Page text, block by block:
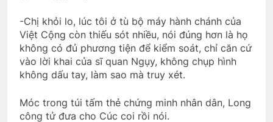
-Chị khỏi lo, lúc tôi ở tù bộ máy hành chánh của
Việt Cộng còn thiếu sót nhiều, nói đúng hơn là họ
không có đủ phương tiện để kiểm soát, chỉ căn cứ
vào lời khai của sĩ quan Ngụy, không chụp hình
không dấu tay, làm sao mà truy xét.
Móc trong túi tấm thẻ chứng minh nhân dân, Long
công tử đưa cho Cúc coi rồi nói.